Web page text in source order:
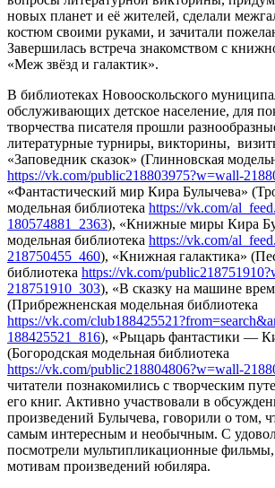
новых планет и её жителей, сделали
костюм своими руками, и зачитали
Завершилась встреча знакомством с
«Меж звёзд и галактик».
В библиотеках Новооскольского
обслуживающих детское население, для
творчества писателя прошли
литературные турниры, викторины,
«Заповедник сказок» (Глинновская
https://vk.com/public218803975?w=wall-
«Фантастический мир Кира Булычева»
модельная библиотека https://vk.com/
180574881_2363), «Книжные миры Кира
модельная библиотека https://vk.com/
218750455_460), «Книжная галактика»
библиотека https://vk.com/
218751910_303), «В сказку на машине
(Прибрежненская модельная библиотека
https://vk.com/
188425521_816), «Рыцарь фантастики —
(Богородская модельная библиотека
https://vk.com/public218804806?w=wall-
читатели познакомились с творческим
его книг. Активно участвовали в
произведений Булычева, говорили о том,
самым интересным и необычным. С
посмотрели мультипликационные
мотивам произведений юбиляра.